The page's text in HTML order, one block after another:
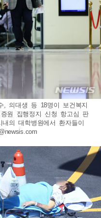
, 의대생 등 18명이 보건복지
원 집행정지 신청 항고심 판
의 대학병원에서 환자들이